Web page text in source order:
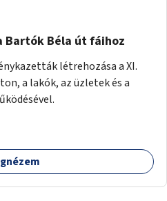
Bartók Béla út fáihoz
létrehozása a XI.
a lakók, az üzletek és a